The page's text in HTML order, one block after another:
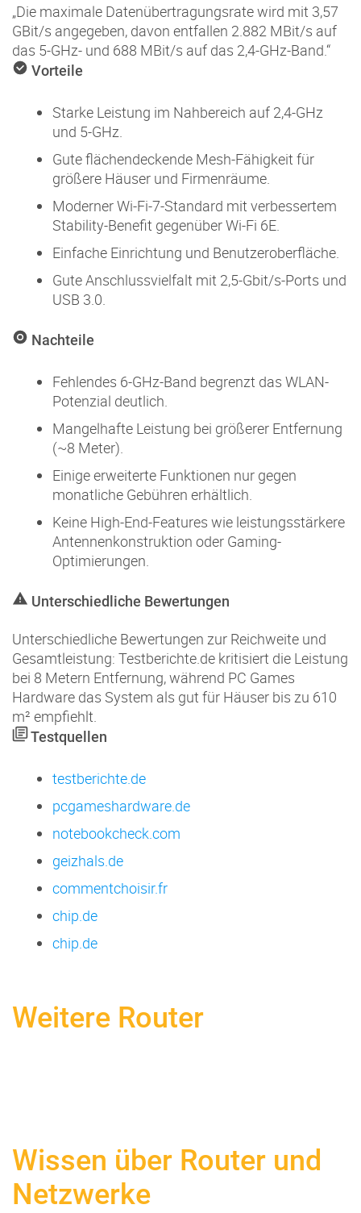
„Die maximale Datenübertragungsrate wird mit 3,57
GBit/s angegeben, davon entfallen 2.882 MBit/s auf
das 5-GHz- und 688 MBit/s auf das 2,4-GHz-Band.“
Vorteile
Starke Leistung im Nahbereich auf 2,4-GHz
und 5-GHz.
Gute flächendeckende Mesh-Fähigkeit für
größere Häuser und Firmenräume.
Moderner Wi-Fi-7-Standard mit verbessertem
Stability-Benefit gegenüber Wi-Fi 6E.
Einfache Einrichtung und Benutzeroberfläche.
Gute Anschlussvielfalt mit 2,5-Gbit/s-Ports und
USB 3.0.
Nachteile
Fehlendes 6-GHz-Band begrenzt das WLAN-
Potenzial deutlich.
Mangelhafte Leistung bei größerer Entfernung
(~8 Meter).
Einige erweiterte Funktionen nur gegen
monatliche Gebühren erhältlich.
Keine High-End-Features wie leistungsstärkere
Antennenkonstruktion oder Gaming-
Optimierungen.
Unterschiedliche Bewertungen
Unterschiedliche Bewertungen zur Reichweite und
Gesamtleistung: Testberichte.de kritisiert die Leistung
bei 8 Metern Entfernung, während PC Games
Hardware das System als gut für Häuser bis zu 610
m² empfiehlt.
Testquellen
testberichte.de
pcgameshardware.de
notebookcheck.com
geizhals.de
commentchoisir.fr
chip.de
chip.de
Weitere Router
Wissen über Router und
Netzwerke